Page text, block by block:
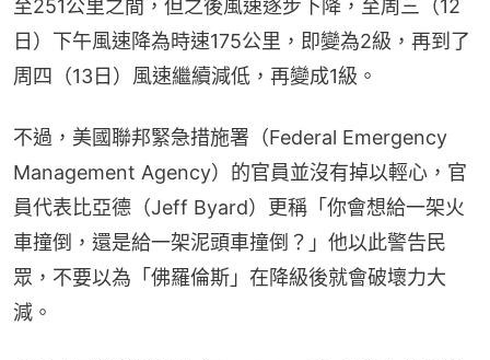
至251公里之間，但之後風速逐步下降，至周三（12
日）下午風速降為時速175公里，即變為2級，再到了
周四（13日）風速繼續減低，再變成1級。
不過，美國聯邦緊急措施署（Federal Emergency
Management Agency）的官員並沒有掉以輕心，官
員代表比亞德（Jeff Byard）更稱「你會想給一架火
車撞倒，還是給一架泥頭車撞倒？」他以此警告民
眾，不要以為「佛羅倫斯」在降級後就會破壞力大
減。